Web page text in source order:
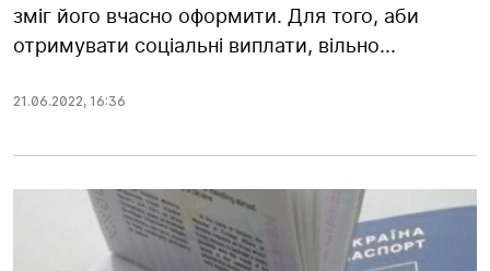
зміг його вчасно оформити. Для того, аби
отримувати соціальні виплати, вільно...
21.06.2022, 16:36